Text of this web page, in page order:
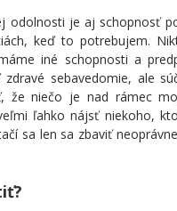
odolnosti je aj schopnosť
keď to potrebujem.
iné schopnosti a
sebavedomie, ale
že niečo je nad rámec
ľahko nájsť niekoho,
sa len sa zbaviť